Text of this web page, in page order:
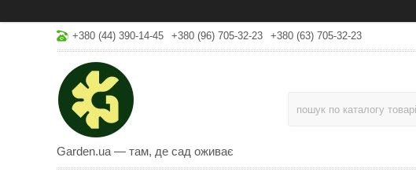
+380 (44) 390-14-45 +380 (96) 705-32-23 +380 (63) 705-32-23
Garden.ua — там, де сад оживає